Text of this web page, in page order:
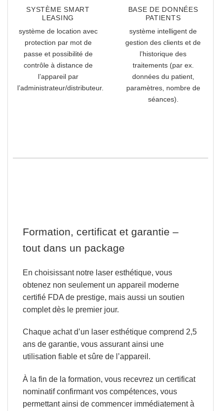
SYSTÈME SMART
LEASING
système de location avec
protection par mot de
passe et possibilité de
contrôle à distance de
l’appareil par
l’administrateur/distributeur.
BASE DE DONNÉES
PATIENTS
système intelligent de
gestion des clients et de
l’historique des
traitements (par ex.
données du patient,
paramètres, nombre de
séances).
Formation, certificat et garantie –
tout dans un package
En choisissant notre laser esthétique, vous
obtenez non seulement un appareil moderne
certifié FDA de prestige, mais aussi un soutien
complet dès le premier jour.
Chaque achat d’un laser esthétique comprend 2,5
ans de garantie, vous assurant ainsi une
utilisation fiable et sûre de l’appareil.
À la fin de la formation, vous recevrez un certificat
nominatif confirmant vos compétences, vous
permettant ainsi de commencer immédiatement à